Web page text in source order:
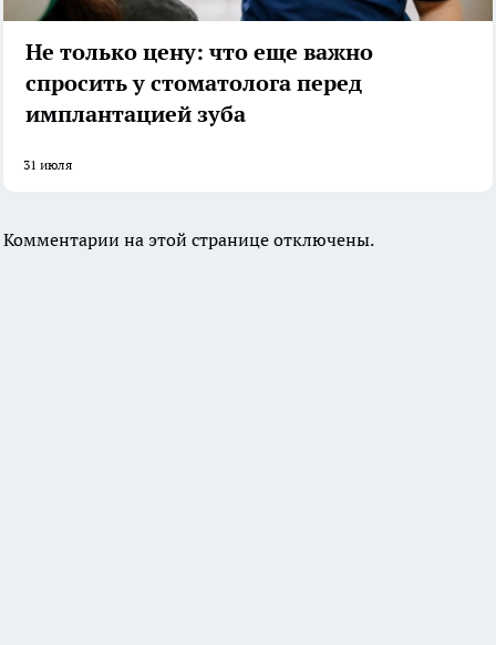
Не только цену: что еще важно
спросить у стоматолога перед
имплантацией зуба
31 июля
Комментарии на этой странице отключены.